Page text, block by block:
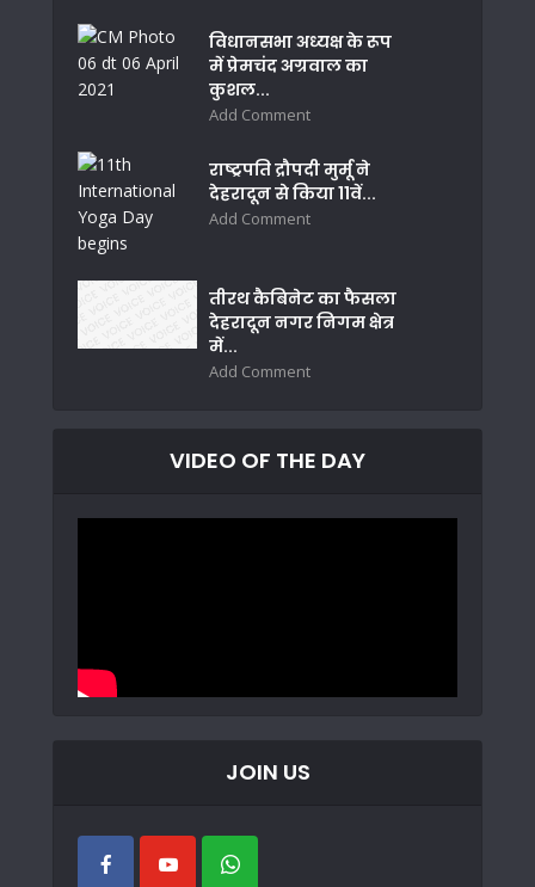
विधानसभा अध्यक्ष के रूप
में प्रेमचंद अग्रवाल का
कुशल...
Add Comment
राष्ट्रपति द्रौपदी मुर्मू ने
देहरादून से किया 11वें...
Add Comment
तीरथ कैबिनेट का फैसला
देहरादून नगर निगम क्षेत्र
में...
Add Comment
VIDEO OF THE DAY
JOIN US